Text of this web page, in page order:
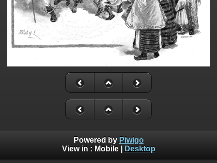
Powered by Piwigo
View in : Mobile| Desktop